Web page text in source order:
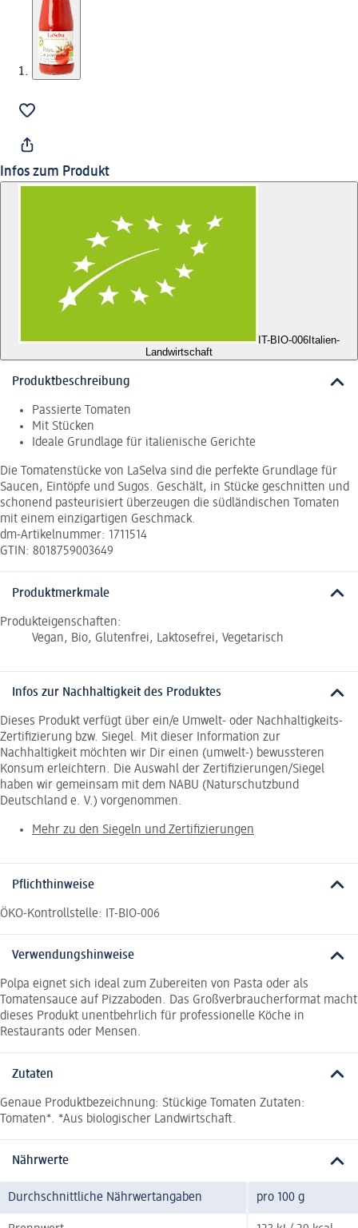
Infos zum Produkt
IT-BIO-006 Italien-
Landwirtschaft
Produktbeschreibung
Passierte Tomaten
Mit Stücken
Ideale Grundlage für italienische Gerichte
Die Tomatenstücke von LaSelva sind die perfekte Grundlage für
Saucen, Eintöpfe und Sugos. Geschält, in Stücke geschnitten und
schonend pasteurisiert überzeugen die südländischen Tomaten
mit einem einzigartigen Geschmack.
dm-Artikelnummer: 1711514
GTIN: 8018759003649
Produktmerkmale
Produkteigenschaften:
Vegan, Bio, Glutenfrei, Laktosefrei, Vegetarisch
Infos zur Nachhaltigkeit des Produktes
Dieses Produkt verfügt über ein/e Umwelt- oder Nachhaltigkeits-
Zertifizierung bzw. Siegel. Mit dieser Information zur
Nachhaltigkeit möchten wir Dir einen (umwelt-) bewussteren
Konsum erleichtern. Die Auswahl der Zertifizierungen/Siegel
haben wir gemeinsam mit dem NABU (Naturschutzbund
Deutschland e. V.) vorgenommen.
Mehr zu den Siegeln und Zertifizierungen
Pflichthinweise
ÖKO-Kontrollstelle: IT-BIO-006
Verwendungshinweise
Polpa eignet sich ideal zum Zubereiten von Pasta oder als
Tomatensauce auf Pizzaboden. Das Großverbraucherformat macht
dieses Produkt unentbehrlich für professionelle Köche in
Restaurants oder Mensen.
Zutaten
Genaue Produktbezeichnung: Stückige Tomaten Zutaten:
Tomaten*. *Aus biologischer Landwirtschaft.
Nährwerte
Durchschnittliche Nährwertangaben pro 100 g